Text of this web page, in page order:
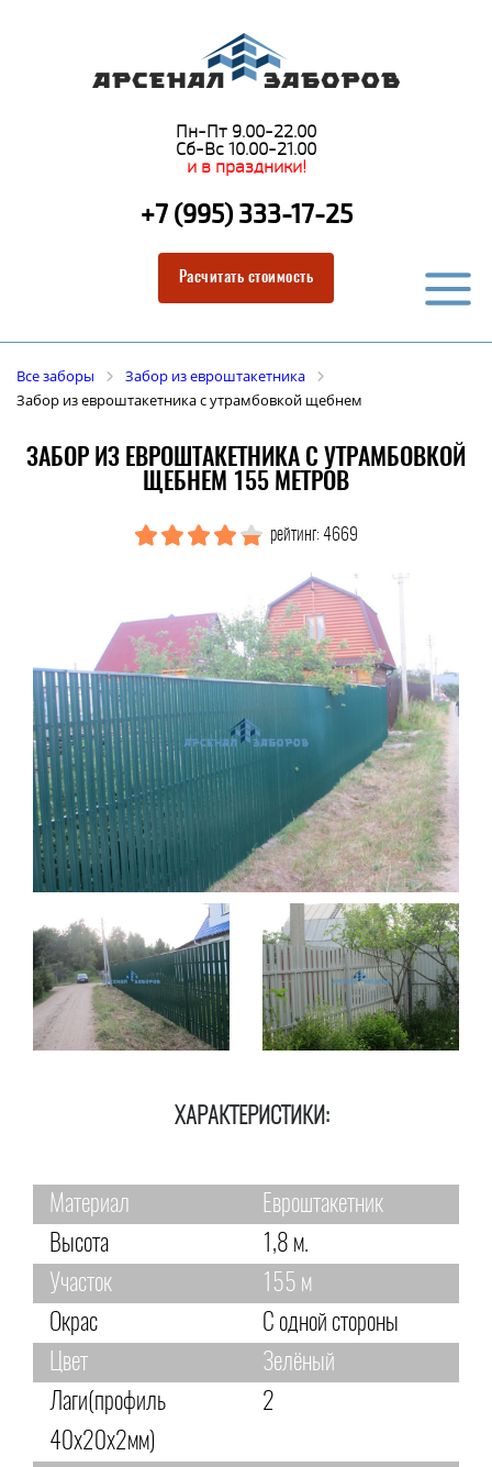
Пн-Пт 9.00-22.00
Сб-Вс 10.00-21.00
и в праздники!
+7 (995) 333-17-25
Расчитать стоимость
Все заборы
Забор из евроштакетника
Забор из евроштакетника с утрамбовкой щебнем
ЗАБОР ИЗ ЕВРОШТАКЕТНИКА С УТРАМБОВКОЙ
ЩЕБНЕМ 155 МЕТРОВ
рейтинг: 4669
ХАРАКТЕРИСТИКИ:
Материал
Евроштакетник
Высота
1,8 м.
Участок
155 м
Окрас
С одной стороны
Цвет
Зелёный
Лаги(профиль
40х20х2мм)
2